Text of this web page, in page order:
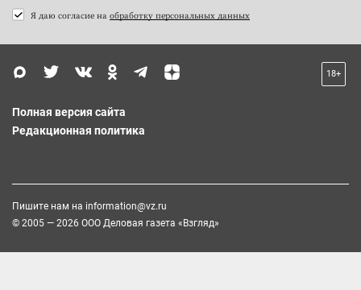
Я даю согласие на обработку персональных данных
18+
Полная версия сайта
Редакционная политика
Пишите нам на information@vz.ru
© 2005 — 2026 ООО Деловая газета «Взгляд»